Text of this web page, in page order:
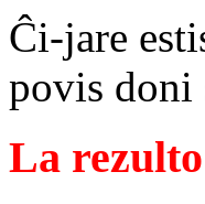
Ĉi-jare
povis doni
La